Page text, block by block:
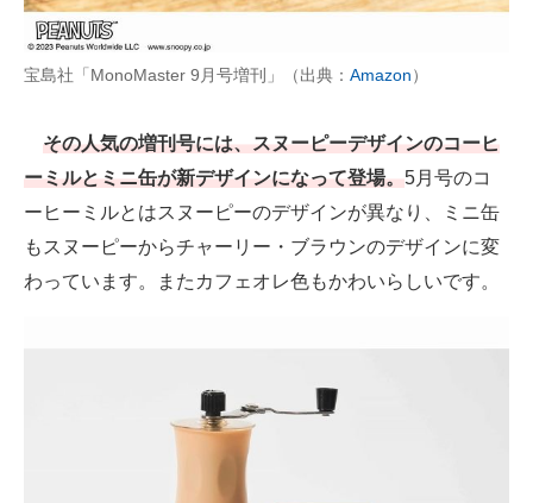
宝島社「MonoMaster 9月号増刊」（出典： Amazon）
その人気の増刊号には、スヌーピーデザインのコーヒ
ーミルとミニ缶が新デザインになって登場。5月号のコ
ーヒーミルとはスヌーピーのデザインが異なり、ミニ缶
もスヌーピーからチャーリー・ブラウンのデザインに変
わっています。またカフェオレ色もかわいらしいです。